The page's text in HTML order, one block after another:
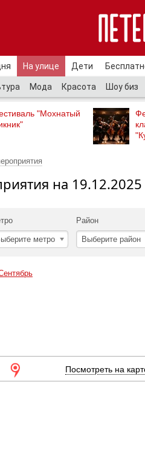
На улице Дети
Мода Красота Шоу биз
"Мохнатый
на 19.12.2025
Район
метро Выберите район
Посмотреть на